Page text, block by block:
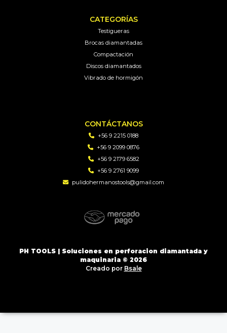
CATEGORÍAS
Testigueras
Brocas diamantadas
Compactación
Discos diamantados
Vibrado de hormigón
CONTÁCTANOS
+56 9 2215 0188
+56 9 2099 0876
+56 9 2179 6582
+56 9 2761 9099
pulidohermanostools@gmail.com
PH TOOLS | Soluciones en perforacion diamantada y
maquinaria © 2026
Creado por Bsale